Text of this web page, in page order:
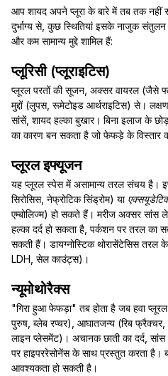
आप शायद अपने प्लूरा के बारे में तब तक नहीं
दुर्भाग्य से, कुछ स्थितियां इसके नाजुक
और कम सामान्य मुद्दे शामिल हैं:
प्लूरिसी (प्लूराइटिस)
प्लूरल परतों की सूजन, अक्सर वायरल (जैसे
मुद्दों (लुपस, रूमेटोइड आर्थराइटिस) से।
सांसें, शायद हल्का बुखार। बिना इलाज के
का कारण बन सकता है जो फेफड़े के विस्तार
प्लूरल इफ्यूजन
यह प्लूरल स्पेस में असामान्य तरल संचय है।
सिरोसिस, नेफ्रोटिक सिंड्रोम) या एक्सयूडेटिव
एम्बोलिज्म) हो सकते हैं। मरीज अक्सर सांस
हल्का दर्द हो सकता है, पर्कशन पर तरल का
सकती हैं। डायग्नोस्टिक थोरासेंटेसिस तरल
LDH, सेल काउंट्स)।
न्यूमोथोरैक्स
"गिरा हुआ फेफड़ा" तब होता है जब हवा
पुरुष, ब्लेब रप्चर), आघातजन्य (रिब
लाइन प्लेसमेंट)। अचानक छाती का दर्द, सांस
पर हाइपररेसोनेंस के साथ प्रस्तुत करता है।
आवश्यकता हो सकती है।